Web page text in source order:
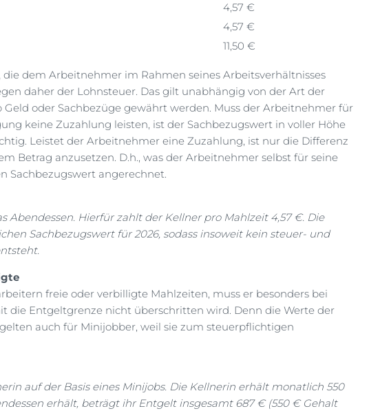
4,57 €
4,57 €
11,50 €
die dem Arbeitnehmer im Rahmen seines Arbeitsverhältnisses
daher der Lohnsteuer. Das gilt unabhängig von der Art der
oder Sachbezüge gewährt werden. Muss der Arbeitnehmer für
keine Zuzahlung leisten, ist der Sachbezugswert in voller Höhe
Leistet der Arbeitnehmer eine Zuzahlung, ist nur die Differenz
Betrag anzusetzen. D.h., was der Arbeitnehmer selbst für seine
Sachbezugswert angerechnet.
Abendessen. Hierfür zahlt der Kellner pro Mahlzeit 4,57 €. Die
Sachbezugswert für 2026, sodass insoweit kein steuer- und
freie oder verbilligte Mahlzeiten, muss er besonders bei
die Entgeltgrenze nicht überschritten wird. Denn die Werte der
auch für Minijobber, weil sie zum steuerpflichtigen
auf der Basis eines Minijobs. Die Kellnerin erhält monatlich 550
erhält, beträgt ihr Entgelt insgesamt 687 € (550 € Gehalt